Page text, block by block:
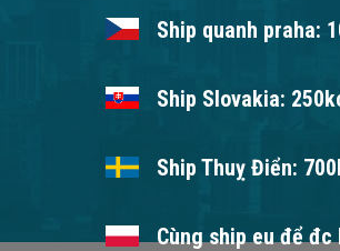
Ship quanh praha:
Ship Slovakia:
Ship Thuỵ Điển:
Cùng ship eu để